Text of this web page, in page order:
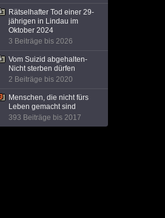
Rätselhafter Tod einer 29-
jährigen in Lindau im
Oktober 2024
3 Beiträge bis 2026
Vom Suizid abgehalten-
Nicht sterben dürfen
2 Beiträge bis 2020
Menschen, die nicht fürs
Leben gemacht sind
393 Beiträge bis 2017